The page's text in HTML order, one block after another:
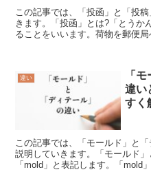
この記事では、「投函」と「投
きます。「投函」とは?「とうか
ることをいいます。荷物を郵便
違い
「
違い
すく
この記事では、「モールド」と
説明していきます。「モールド
「mold」と表記します。「mold